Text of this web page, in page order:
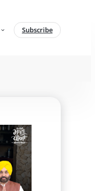
Subscribe